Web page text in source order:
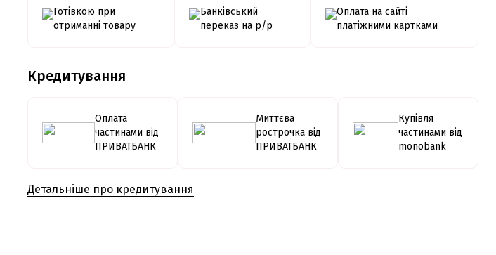
Готівкою при
отриманні товару
Банківський
переказ на р/р
Оплата на сайті
платіжними картками
Кредитування
Оплата
частинами від
ПРИВАТБАНК
Миттєва
рострочка від
ПРИВАТБАНК
Купівля
частинами від
monobank
Детальніше про кредитування